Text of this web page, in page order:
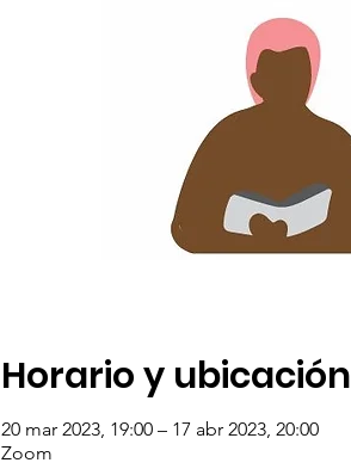
Horario y ubicación
20 mar 2023, 19:00 – 17 abr 2023, 20:00
Zoom